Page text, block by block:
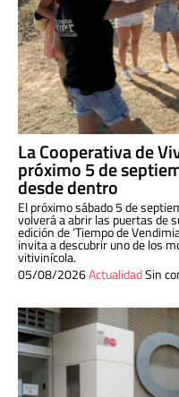
La Cooperativa de
próximo 5 de
desde dentro
El próximo sábado 5 de
volverá a abrir las puertas de
edición de ‘Tiempo de
invita a descubrir uno de los
vitivinícola.
05/08/2026ActualidadSin